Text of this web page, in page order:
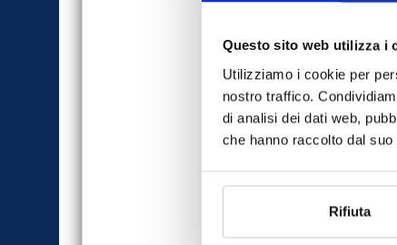
Questo sito web utilizza i
Utilizziamo i cookie per
nostro traffico.
di analisi dei dati web,
che hanno raccolto dal
Rifiuta